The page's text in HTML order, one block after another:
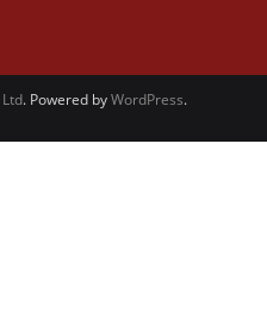
. Powered byWordPress.